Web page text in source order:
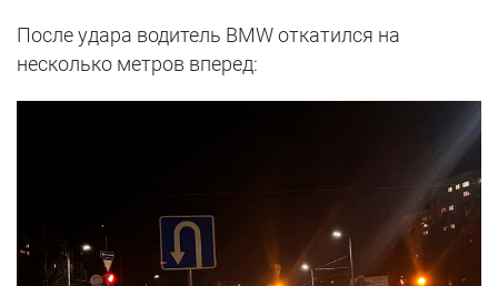
После удара водитель BMW откатился на
несколько метров вперед: